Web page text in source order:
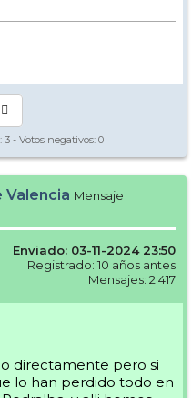
3 - Votos negativos: 0
Valencia Mensaje
Enviado: 03-11-2024 23:50
Registrado: 10 años antes
Mensajes: 2.417
directamente pero si
lo han perdido todo en